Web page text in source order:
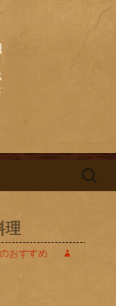
屋「旬鮮
「旬鮮台所ひ
焼酎と海鮮
合う肴を楽
わるおすす
チの新着情
検
理
おすすめ